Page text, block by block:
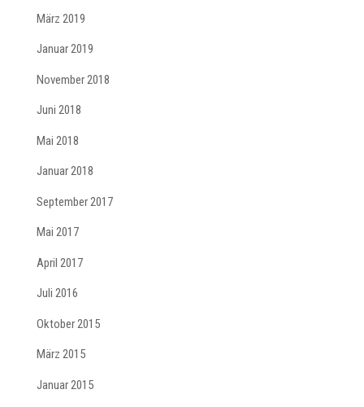
März 2019
Januar 2019
November 2018
Juni 2018
Mai 2018
Januar 2018
September 2017
Mai 2017
April 2017
Juli 2016
Oktober 2015
März 2015
Januar 2015